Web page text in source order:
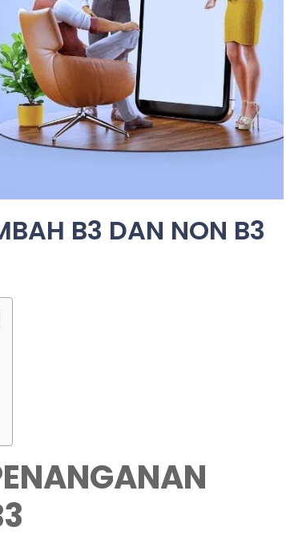
B3 DAN NON B3